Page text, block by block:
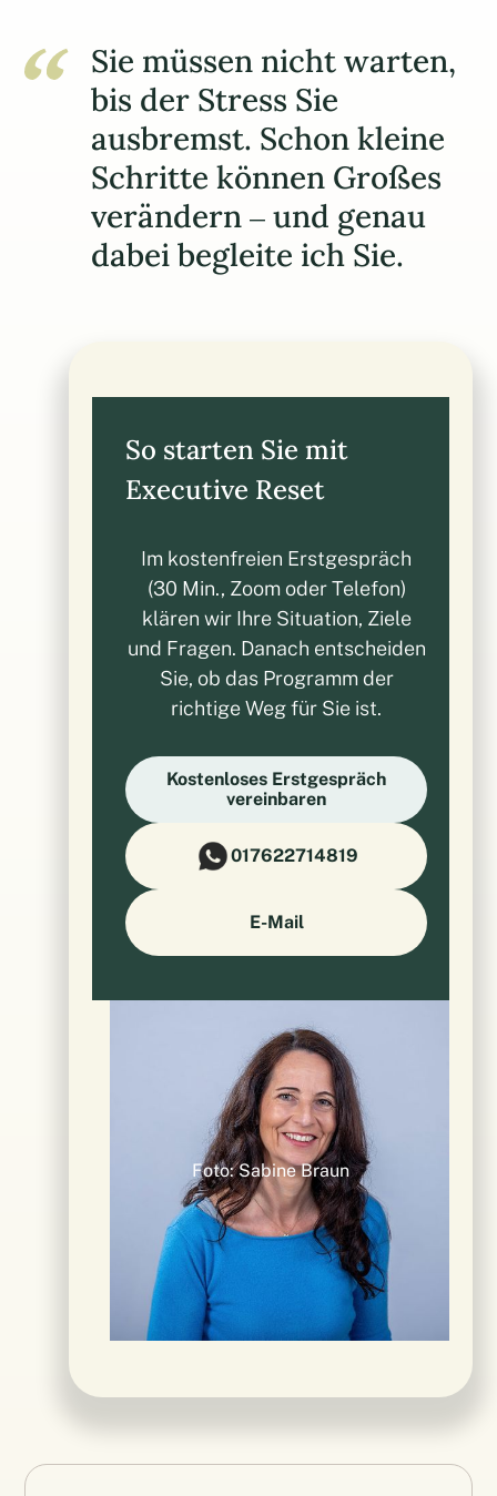
Sie müssen nicht warten,
bis der Stress Sie
ausbremst. Schon kleine
Schritte können Großes
verändern – und genau
dabei begleite ich Sie.
Foto: Sabine Braun
So starten Sie mit
Executive Reset
Im kostenfreien Erstgespräch
(30 Min., Zoom oder Telefon)
klären wir Ihre Situation, Ziele
und Fragen. Danach entscheiden
Sie, ob das Programm der
richtige Weg für Sie ist.
Kostenloses Erstgespräch
vereinbaren
017622714819
E-Mail